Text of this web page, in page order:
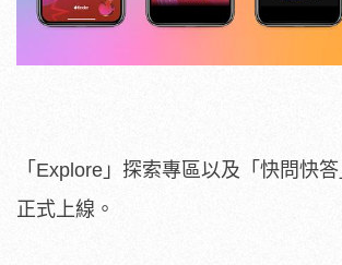
「 Explore 」探索專區以及「快問快
正式上線。